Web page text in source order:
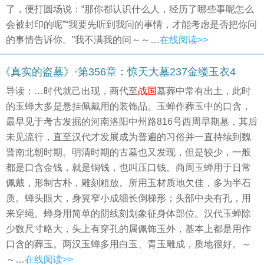
了，便打圆场说：“那你都认识什么人，经历了哪些事呢怎么
会被封印的呢”“我要先听到我问的事情，才能考虑是否把你问
的事情告诉你。”我不满我的问～～…在线阅读>>
《真实的盗墓》·第356章：惊天大墓237金缕玉衣4
导读：…时代就己出现，商代至战国墓葬中常有出土，此时
的玉蝉大多是悬挂佩戴用的装饰品。玉蝉作葬玉中的口含，
最早见于考古发掘的河南洛阳中州路816号西周早期墓，其后
未见流行，直至汉代才发展成为普遍的习俗并一直持续到魏
晋南北朝时期。明清时期的古墓也又发现，但是较少，一般
都是口含金钱，就是铜钱，也叫压口钱。商周玉蝉用于日常
佩戴，形制古朴，雕刻粗放。所用玉材质地欠佳，多为半石
质。蝉头眼大，身翼窄小成细长倒梯形；头部中央有孔，用
来穿绳。蝉身用简单的阴线刻划象征身体部位。汉代玉蝉除
少数尺寸略大，头上有穿孔的属佩饰玉外，基本上都是用作
口含的葬玉。两汉玉蝉多用白玉、青玉雕成，质地很好。～
～…在线阅读>>